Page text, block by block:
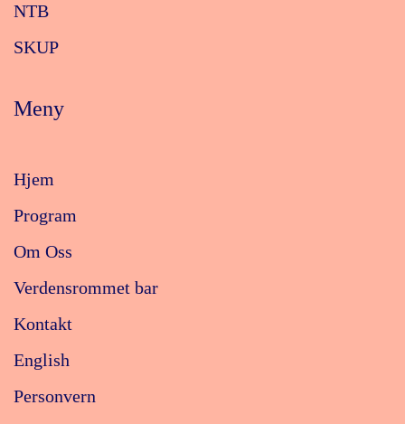
NTB
SKUP
Meny
Hjem
Program
Om Oss
Verdensrommet bar
Kontakt
English
Personvern